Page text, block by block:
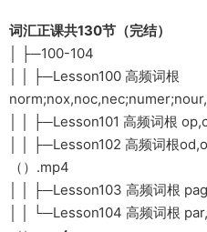
词汇正课共130节（完结）
│ ├─100-104
│ │ ├─Lesson100 高频词根
│ │ ├─Lesson101 高频词根
│ │ ├─Lesson102 高频词根
（）.mp4
│ │ ├─Lesson103 高频词根
│ │ └─Lesson104 高频词根